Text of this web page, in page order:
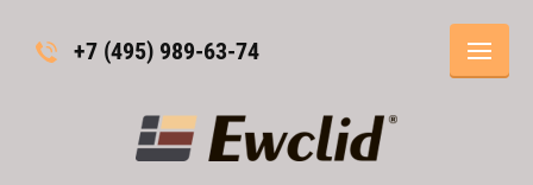
+7 (495) 989-63-74